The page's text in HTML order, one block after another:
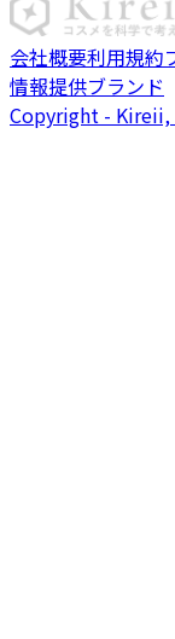
会社概要利用規約
情報提供ブランド
Copyright - Kireii,